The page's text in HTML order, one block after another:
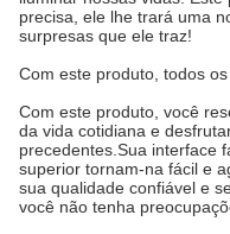
precisa, ele lhe trará uma
surpresas que ele traz!
Com este produto, todos
Com este produto, você
da vida cotidiana e
precedentes.Sua interface
superior tornam-na fácil e
sua qualidade confiável e
você não tenha